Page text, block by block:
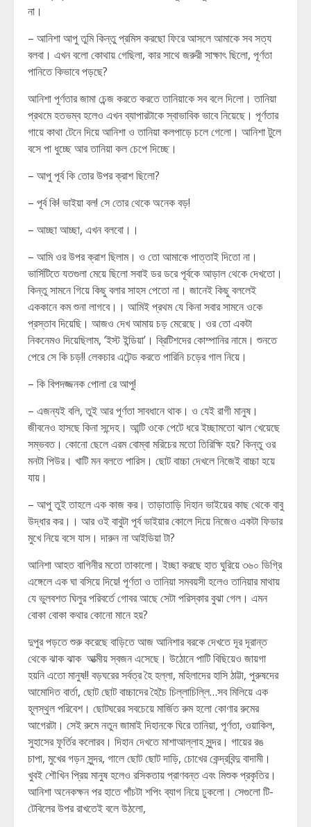
না।
– আনিশা আপু তুমি কিন্তু প্রমিস করছো ফিরে আসলে আমাকে সব সত্য
বলবা। এখন বলো কোথায় গেছিলা, কার সাথে জরুরী সাক্ষাৎ ছিলো, পূর্ণতা
পানিতে কিভাবে পড়ছে?
আনিশা পূর্ণতার জামা চেন্জ করতে করতে তানিয়াকে সব বলে দিলো। তানিয়া
প্রথমে হতভম্ব হলেও এখন ব্যাপারটাকে স্বাভাবিক ভাবে নিয়েছে। পূর্ণতার
গায়ে কাথা টেনে দিয়ে আনিশা ও তানিয়া কলপাড়ে চলে গেলো। আনিশা টুলে
বসে পা ধুচ্ছে আর তানিয়া কল চেপে দিচ্ছে।
– আপু পূর্ব কি তোর উপর ক্রাশ ছিলো?
– পূর্ব কি! ভাইয়া বল! সে তোর থেকে অনেক বড়!
– আচ্ছা আচ্ছা, এখন বলবো।।
– আমি ওর উপর ক্রাশ ছিলাম। ও তো আমাকে পাত্তাই দিতো না।
ভার্সিটিতে যতগুলা মেয়ে ছিলো সবাই ডর ডরে পূর্বকে আড়াল থেকে দেখতো।
কিন্তু সামনে গিয়ে কিছু বলার সাহস পেতো না। জানেই কিছু বললেই
এককানে কম শুনা লাগবে।। আমিই প্রথম যে কিনা সবার সামনে ওকে
প্রস্তাব দিয়েছি। আজও দেখ আমায় চড় মেরেছে। ওর তো একটা
নিকনেমও দিয়েছিলাম, ‘ইস্ট ইন্ডিয়া’। ব্রিটিশদের কোম্পানির নামে। শুনতে
পেরে সে কি চড়!! লেকচার এটেন্ড করতে পারিনি চড়ের গাল নিয়ে।
– কি বিপদজ্জনক পোলা রে আপু!
– এজন্যই বলি, তুই আর পূর্ণতা সাবধানে থাক। ও যেই রাগী মানুষ।
জীবনেও হাসছে কিনা সন্দেহ। আন্টি ওকে পেটে ধরে ইচ্ছামতো ঝাল খেয়েছে
সম্ভবত। কোনো ছেলে এরম বোম্বা মরিচের মতো তিরিক্ষি হয়? কিন্তু ওর
মনটা পিউর। খাটি মন বলতে পারিস। ছোট বাচ্চা দেখলে নিজেই বাচ্চা হয়ে
যায়।
– আপু তুই তাহলে এক কাজ কর। তাড়াতাড়ি দিহান ভাইয়ের কাছ থেকে বাবু
উদ্ধার কর।। আর ওই বাবুটা পূর্ব ভাইয়ার কোলে দিয়ে নিজেও একটা ফিডার
মুখে নিয়ে বসে যাস। দারুন না আইডিয়া টা?
আনিশা আহত বাগিনীর মতো তাকালো। ইচ্ছা করছে হাত ঘুরিয়ে ৩৬০ ডিগ্রি
এঙ্গেলে এক ঘা বসিয়ে দিয়ে! পূর্ণতা ও তানিয়া সমবয়সী হলেও তানিয়ার মাথায়
যে ভুলবশত ঘিলুর পরিবর্তে গোবর আছে সেটা পরিস্কার বুঝা গেল। এমন
বোকা বোকা কথার কোনো মানে হয়?
দুপুর পড়তে শুরু করেছে বাড়িতে আজ আনিশার বরকে দেখতে দূর দূরান্ত
থেকে ঝাক ঝাক আত্মীয় স্বজন এসেছে। উঠোনে পাটি বিছিয়েও জায়গা
হয়নি এতো মানুষ!! বড়ঘরের সর্বত্র হৈ হল্লা, মহিলাদের হাসি ঠাট্টা, পুরুষদের
আমোদিত বার্তা, ছোট ছোট বাচ্চাদের হৈচৈ চিল্লাচিল্লি…সব মিলিয়ে এক
হূলস্থুল পরিবেশ। ছোটঘরের সবচেয়ে মার্জিত রুম হলো কোণার রুমের
আগেরটা। সেই রুমে নতুন জামাই দিহানকে ঘিরে তানিয়া, পূর্ণতা, ওয়াকিল,
সুহাসের ফূর্তির কলোরব। দিহান দেখতে মাশাআল্লাহ সুন্দর। গায়ের রঙ
চাপা, মুখের গড়ন সুন্দর, গালে ছোট ছোট দাড়ি, চোখের কেন্দ্রবিন্দু বাদামী।
খুবই শৌখিন প্রিয় মানুষ হলেও রসিকতায় প্রাণবন্ত এবং মিশুক প্রকৃতির।
আনিশা অনেকক্ষন পর হাতে পাঁচটা শপিং ব্যাগ নিয়ে ঢুকলো। সেগুলো টি-
টেবিলের উপর রাখতেই বলে উঠলো,